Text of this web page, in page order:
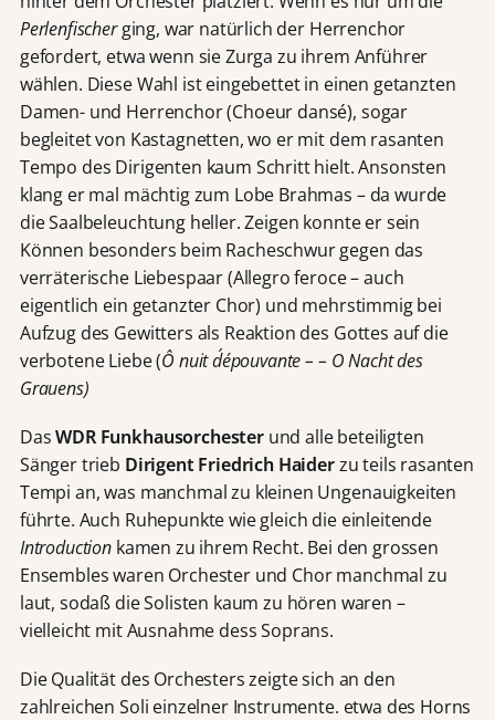
Perlenfischerging, war natürlich der Herrenchor
gefordert, etwa wenn sie Zurga zu ihrem Anführer
wählen. Diese Wahl ist eingebettet in einen getanzten
Damen- und Herrenchor (Choeur dansé), sogar
begleitet von Kastagnetten, wo er mit dem rasanten
Tempo des Dirigenten kaum Schritt hielt. Ansonsten
klang er mal mächtig zum Lobe Brahmas – da wurde
die Saalbeleuchtung heller. Zeigen konnte er sein
Können besonders beim Racheschwur gegen das
verräterische Liebespaar (Allegro feroce – auch
eigentlich ein getanzter Chor) und mehrstimmig bei
Aufzug des Gewitters als Reaktion des Gottes auf die
verbotene Liebe (Ô nuit d´épouvante – – O Nacht des
Grauens)
DasWDR Funkhausorchester und alle beteiligten
Sänger trieb Dirigent Friedrich Haiderzu teils rasanten
Tempi an, was manchmal zu kleinen Ungenauigkeiten
führte. Auch Ruhepunkte wie gleich die einleitende
Introduction kamen zu ihrem Recht. Bei den grossen
Ensembles waren Orchester und Chor manchmal zu
laut, sodaß die Solisten kaum zu hören waren –
vielleicht mit Ausnahme dess Soprans.
Die Qualität des Orchesters zeigte sich an den
zahlreichen Soli einzelner Instrumente. etwa des Horns